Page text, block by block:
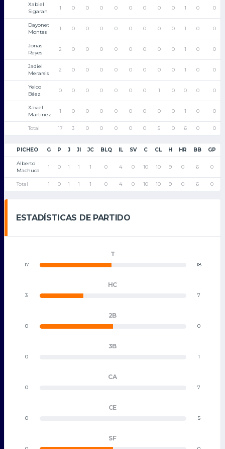
Xabiel
Sigaran
1 0 0 0 0 0 0 0 0 1 0 0
Dayonet
Montas
1 0 0 0 0 0 0 0 0 1 0 0
Jonas
Reyes
2 0 0 0 0 0 0 0 0 1 0 0
Jadiel
Merarsis
2 0 0 0 0 0 0 0 0 1 0 0
Yeico
Báez
0 0 0 0 0 0 0 1 0 0 0 0
Xaviel
Martinez
1 0 0 0 0 0 0 0 0 1 0 0
Total 17 3 0 0 0 0 0 5 0 6 0 0
PICHEO G P J JI JC BLQ IL SV C CL H HR BB GP
Alberto
Machuca
1 0 1 1 1 0 4 0 10 10 9 0 6 0
Total 1 0 1 1 1 0 4 0 10 10 9 0 6 0
ESTADÍSTICAS DE PARTIDO
T
17 18
HC
3 7
2B
0 0
3B
0 1
CA
0 7
CE
0 5
SF